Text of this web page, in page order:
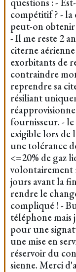
compétitif ? - la
peut-on obtenir
- Il me reste 2
citerne
exorbitants de
contraindre
reprendre sa
résiliant
fournisseur. -
exigible lors de
une tolérance
<=20% de gaz
volontairement
jours avant la
rendre le
compliqué ! -
téléphone mais
pour une
une mise en
réservoir du
sienne. Merci